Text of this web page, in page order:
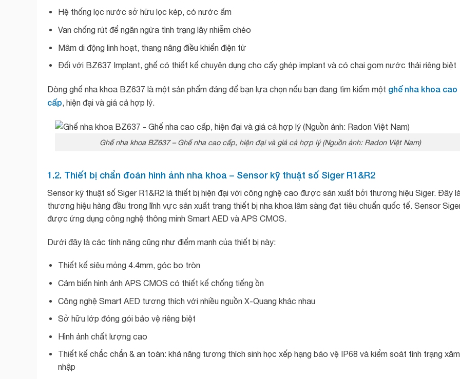
Hệ thống lọc nước sở hữu lọc kép, có nước ấm
Van chống rút để ngăn ngừa tình trạng lây nhiễm chéo
Mâm di động linh hoạt, thang nâng điều khiển điện tử
Đối với BZ637 Implant, ghế có thiết kế chuyên dụng cho cấy ghép implant và có chai gom nước thải riêng biệt
Dòng ghế nha khoa BZ637 là một sản phẩm đáng để bạn lựa chọn nếu bạn đang tìm kiếm một ghế nha khoa cao
cấp, hiện đại và giá cả hợp lý.
Ghế nha khoa BZ637 – Ghế nha cao cấp, hiện đại và giá cả hợp lý (Nguồn ảnh: Radon Việt Nam)
1.2. Thiết bị chẩn đoán hình ảnh nha khoa – Sensor kỹ thuật số Siger R1&R2
Sensor kỹ thuật số Siger R1&R2 là thiết bị hiện đại với công nghệ cao được sản xuất bởi thương hiệu Siger. Đây
thương hiệu hàng đầu trong lĩnh vực sản xuất trang thiết bị nha khoa lâm sàng đạt tiêu chuẩn quốc tế. Sensor
được ứng dụng công nghệ thông minh Smart AED và APS CMOS.
Dưới đây là các tính năng cũng như điểm mạnh của thiết bị này:
Thiết kế siêu mỏng 4.4mm, góc bo tròn
Cảm biến hình ảnh APS CMOS có thiết kế chống tiếng ồn
Công nghệ Smart AED tương thích với nhiều nguồn X-Quang khác nhau
Sở hữu lớp đóng gói bảo vệ riêng biệt
Hình ảnh chất lượng cao
Thiết kế chắc chắn & an toàn: khả năng tương thích sinh học xếp hạng bảo vệ IP68 và kiểm soát tình trạng xâm
nhập